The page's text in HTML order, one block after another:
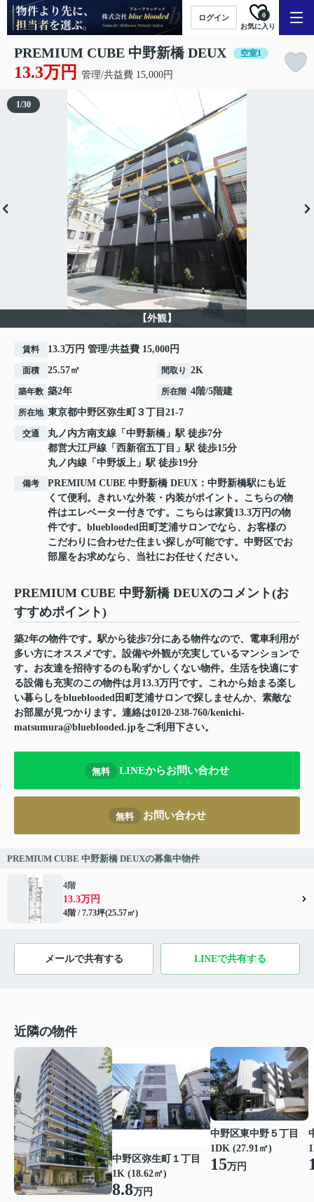
ログイン
お気に入り
0
PREMIUM CUBE 中野新橋 DEUX 空室1
13.3万円 管理/共益費 15,000円
【外観】
1/30
賃料 13.3万円 管理/共益費 15,000円
面積 25.57㎡ 間取り 2K
築年数 築2年 所在階 4階/5階建
所在地 東京都中野区弥生町 ３丁目21-7
交通 丸ノ内方南支線 「 中野新橋 」駅 徒歩7分
都営大江戸線 「 西新宿五丁目 」駅 徒歩15分
丸ノ内線 「 中野坂上 」駅 徒歩19分
備考
PREMIUM CUBE 中野新橋 DEUX：中野新橋駅にも近
くて便利。きれいな外装・内装がポイント。こちらの物
件はエレベーター付きです。こちらは家賃13.3万円の物
件です。blueblooded田町芝浦サロンでなら、お客様の
こだわりに合わせた住まい探しが可能です。中野区でお
部屋をお求めなら、当社にお任せください。
PREMIUM CUBE 中野新橋 DEUXのコメント(お
すすめポイント)
築2年の物件です。駅から徒歩7分にある物件なので、電車利用が
多い方にオススメです。設備や外観が充実しているマンションで
す。お友達を招待するのも恥ずかしくない物件。生活を快適にす
る設備も充実のこの物件は月13.3万円です。これから始まる楽し
い暮らしをblueblooded田町芝浦サロンで探しませんか、素敵な
お部屋が見つかります。連絡は0120-238-760/kenichi-
matsumura@blueblooded.jpをご利用下さい。
無料 LINEからお問い合わせ
無料 お問い合わせ
PREMIUM CUBE 中野新橋 DEUXの募集中物件
4階
13.3万円
4階 / 7.73坪(25.57㎡)
メールで共有する LINEで共有する
近隣の物件
中野区弥生町１丁目
1K (18.62㎡)
8.8万円
中野区東中野５丁目
1DK (27.91㎡)
15万円